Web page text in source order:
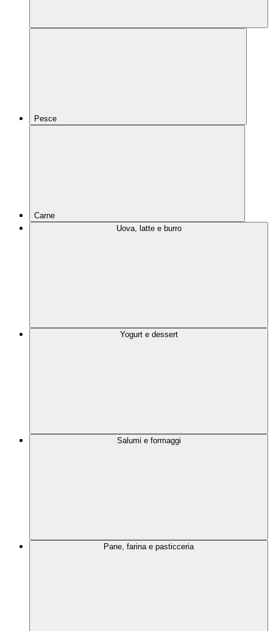
Pesce
Carne
Uova, latte e burro
Yogurt e dessert
Salumi e formaggi
Pane, farina e pasticceria